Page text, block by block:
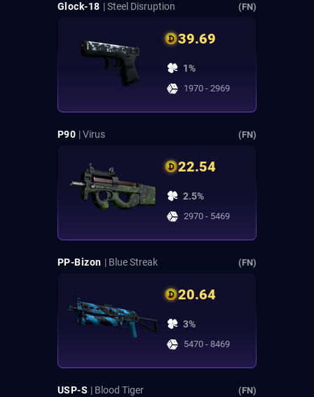
Glock-18 | Steel Disruption (FN)
39.69
1%
1970 - 2969
P90 | Virus (FN)
22.54
2.5%
2970 - 5469
PP-Bizon | Blue Streak (FN)
20.64
3%
5470 - 8469
USP-S | Blood Tiger (FN)